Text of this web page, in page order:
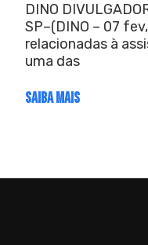
DINO
SP–(DINO – 07
relacionadas à
uma das
SAIBA MAIS